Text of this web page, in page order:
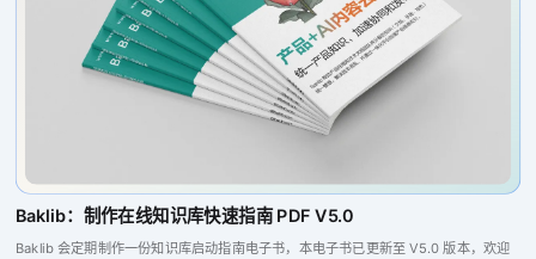
Baklib：制作在线知识库快速指南 PDF V5.0
Baklib 会定期制作一份知识库启动指南电子书，本电子书已更新至 V5.0 版本，欢迎